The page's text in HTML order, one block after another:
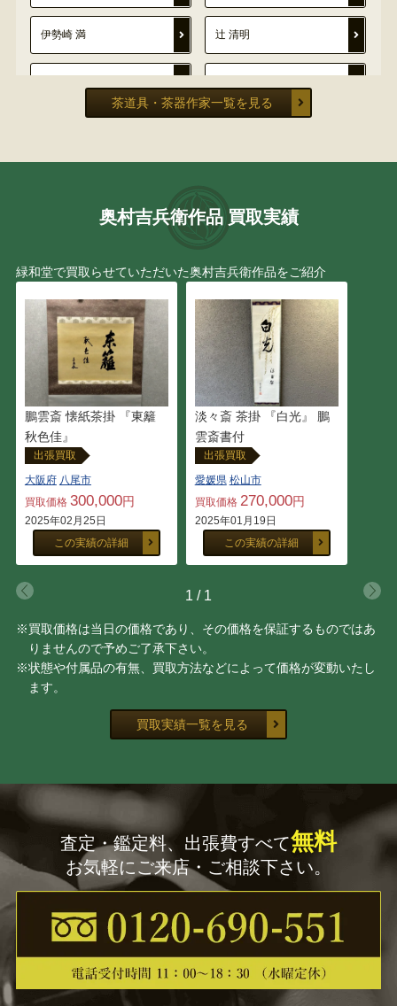
伊勢崎 満 辻 清明
後藤瑞巌
宮川 香雲 小川 長楽
亀文堂 本阿弥 光悦
田辺 竹雲斎 吉田 華正
龍文堂 木村 清五郎
小原 治五右衛門 豊場 惺也
川北 良造 黒井 一楽
玉置 保夫 大谷 司朗
大澤 光民 大野 昭和斎
宇野 宗甕
山下 義人
中川 衛
原 清 中野 孝一
増村 紀一郎 玉川 宣夫
山岸 一男 北村 昭斎
茶道具・茶器作家一覧を見る
奥村吉兵衛作品 買取実績
緑和堂で買取らせていただいた奥村吉兵衛作品をご紹介
鵬雲斎 懐紙茶掛 『東籬
秋色佳』
出張買取
大阪府 八尾市
買取価格 300,000円
2025年02月25日
この実績の詳細
淡々斎 茶掛 『白光』 鵬
雲斎書付
出張買取
愛媛県 松山市
買取価格 270,000円
2025年01月19日
この実績の詳細
1 / 1
※買取価格は当日の価格であり、その価格を保証するものではあ
りませんので予めご了承下さい。
※状態や付属品の有無、買取方法などによって価格が変動いたし
ます。
買取実績一覧を見る
査定・鑑定料、出張費すべて無料
お気軽にご来店・ご相談下さい。